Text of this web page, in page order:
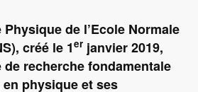
de l’Ecole Normale
créé le 1er janvier 2019,
recherche fondamentale
physique et ses